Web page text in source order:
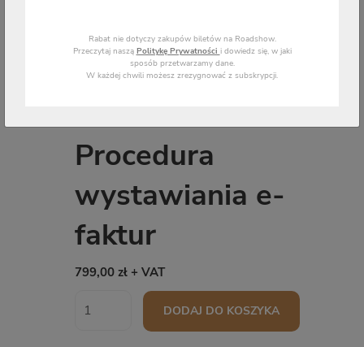
Procedura
wystawiania e-
faktur
799,00 zł + VAT
DODAJ DO KOSZYKA
Rabat nie dotyczy zakupów biletów na Roadshow.
Przeczytaj naszą Politykę Prywatności i dowiedz się, w jaki
sposób przetwarzamy dane.
W każdej chwili możesz zrezygnować z subskrypcji.